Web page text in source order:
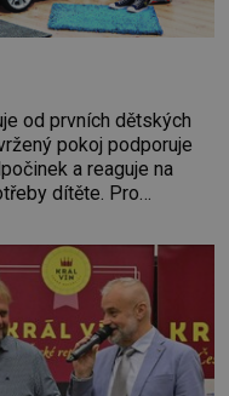
od prvních dětských
pokoj podporuje
a reaguje na
dítěte. Pro
klidně a útulně.